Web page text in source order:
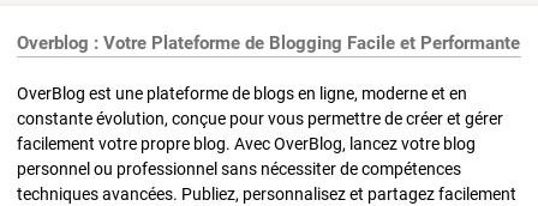
Overblog : Votre Plateforme de Blogging Facile et Performante
OverBlog est une plateforme de blogs en ligne, moderne et en
constante évolution, conçue pour vous permettre de créer et gérer
facilement votre propre blog. Avec OverBlog, lancez votre blog
personnel ou professionnel sans nécessiter de compétences
techniques avancées. Publiez, personnalisez et partagez facilement